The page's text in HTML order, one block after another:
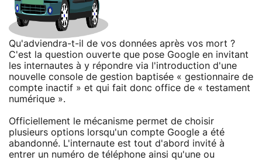
Qu'adviendra-t-il de vos données après vos mort ?
C'est la question ouverte que pose Google en invitant
les internautes à y répondre via l'introduction d'une
nouvelle console de gestion baptisée « gestionnaire de
compte inactif » et qui fait donc office de « testament
numérique ».
Officiellement le mécanisme permet de choisir
plusieurs options lorsqu'un compte Google a été
abandonné. L'internaute est tout d'abord invité à
entrer un numéro de téléphone ainsi qu'une ou